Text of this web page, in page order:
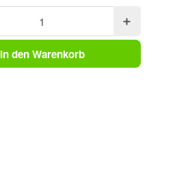
In den Warenkorb